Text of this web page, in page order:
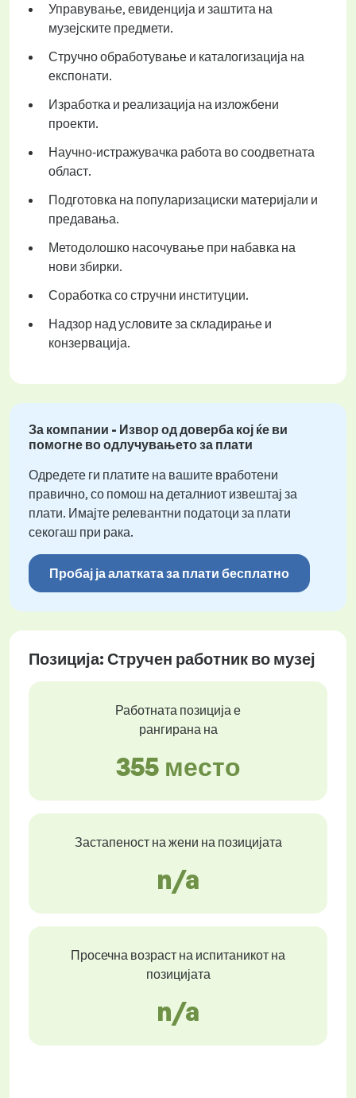
Управување, евиденција и заштита на
музејските предмети.
Стручно обработување и каталогизација на
експонати.
Изработка и реализација на изложбени
проекти.
Научно‑истражувачка работа во соодветната
област.
Подготовка на популаризациски материјали и
предавања.
Методолошко насочување при набавка на
нови збирки.
Соработка со стручни институции.
Надзор над условите за складирање и
конзервација.
За компании - Извор од доверба кој ќе ви
помогне во одлучувањето за плати
Одредете ги платите на вашите вработени
правично, со помош на деталниот извештај за
плати. Имајте релевантни податоци за плати
секогаш при рака.
Пробај ја алатката за плати бесплатно
Позиција: Стручен работник во музеј
Работната позиција е
рангирана на
355 место
Застапеност на жени на позицијата
n/a
Просечна возраст на испитаникот на
позицијата
n/a